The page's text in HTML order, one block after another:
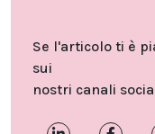
Se l'articolo ti è
sui
nostri canali